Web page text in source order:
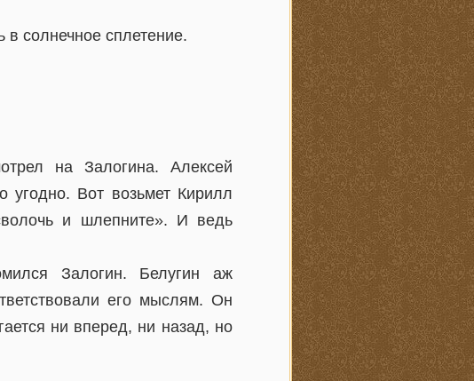
солнечное сплетение.
на Залогина. Алексей
угодно. Вот возьмет Кирилл
и шлепните». И ведь
Залогин. Белугин аж
его мыслям. Он
ни вперед, ни назад, но